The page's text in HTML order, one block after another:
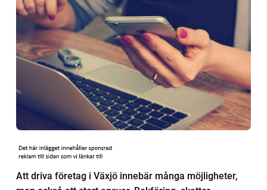
Att driva företag i Växjö innebär många möjligheter,